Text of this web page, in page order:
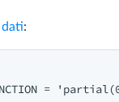
dati: